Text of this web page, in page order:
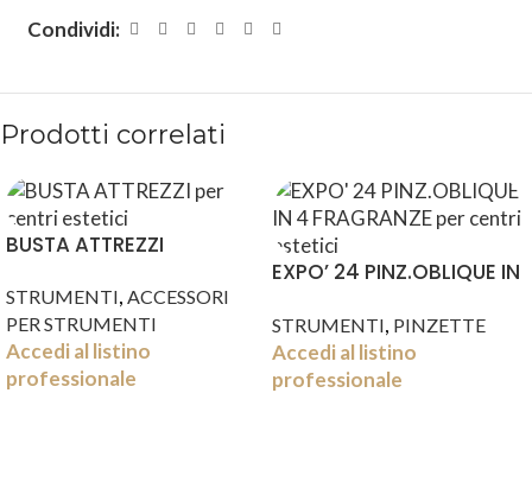
Condividi:
Prodotti correlati
BUSTA ATTREZZI
STRUMENTI, ACCESSORI
PER STRUMENTI
Accedi al listino
professionale
EXPO’ 24 PINZ.OBLIQUE IN
STRUMENTI, PINZETTE
Accedi al listino
professionale